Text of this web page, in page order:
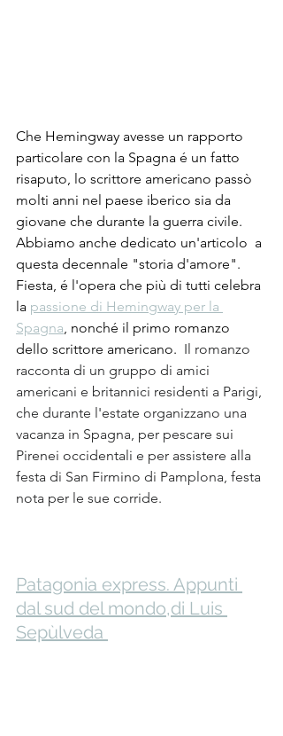
Che Hemingway avesse un rapporto
particolare con la Spagna é un fatto
risaputo, lo scrittore americano passò
molti anni nel paese iberico sia da
giovane che durante la guerra civile.
Abbiamo anche dedicato un'articolo  a
questa decennale "storia d'amore".
Fiesta, é l'opera che più di tutti celebra
la passione di Hemingway per la
Spagna, nonché il primo romanzo
dello scrittore americano. Il romanzo
racconta di un gruppo di amici
americani e britannici residenti a Parigi,
che durante l'estate organizzano una
vacanza in Spagna, per pescare sui
Pirenei occidentali e per assistere alla
festa di San Firmino di Pamplona, festa
nota per le sue corride.
Patagonia express. Appunti
dal sud del mondo,di Luis
Sepùlveda